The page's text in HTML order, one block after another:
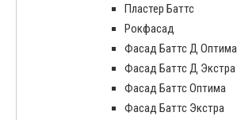
Пластер Баттс
Рокфасад
Фасад Баттс Д Оптима
Фасад Баттс Д Экстра
Фасад Баттс Оптима
Фасад Баттс Экстра